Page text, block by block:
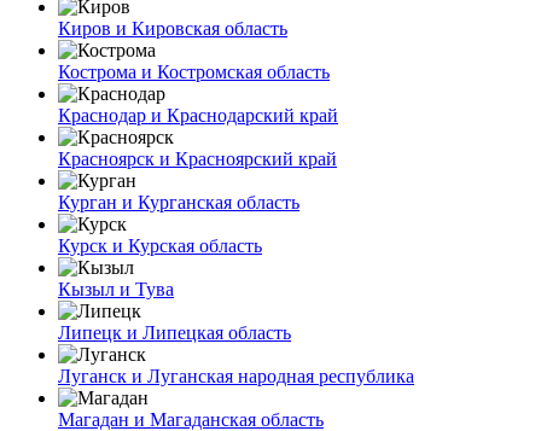
Киров и Кировская область
Кострома и Костромская область
Краснодар и Краснодарский край
Красноярск и Красноярский край
Курган и Курганская область
Курск и Курская область
Кызыл и Тува
Липецк и Липецкая область
Луганск и Луганская народная республика
Магадан и Магаданская область